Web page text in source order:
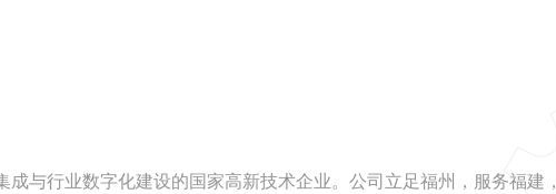
与行业数字化建设的国家高新技术企业。公司立足福州，服务福建，